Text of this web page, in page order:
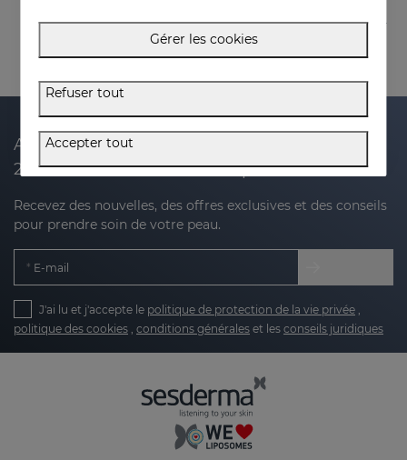
Abonnez-vous à notre newsletter et recevez
20 % de réduction sur votre prochain achat
Recevez des nouvelles, des offres exclusives et des conseils
pour prendre soin de votre peau.
E-mail
J'ai lu et j'accepte le politique de protection de la vie privée ,
politique des cookies , conditions générales et les conseils juridiques
Gérer les cookies
Refuser tout
Accepter tout